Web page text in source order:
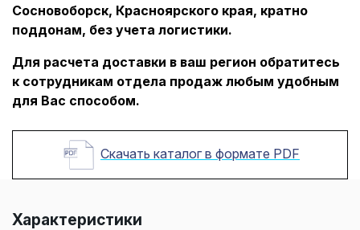
Сосновоборск, Красноярского края, кратно
поддонам, без учета логистики.
Для расчета доставки в ваш регион обратитесь
к сотрудникам отдела продаж любым удобным
для Вас способом.
Скачать каталог в формате PDF
Характеристики